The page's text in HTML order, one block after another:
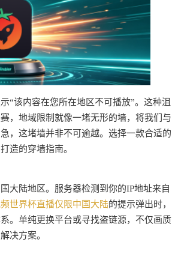
“该内容在您所在地区不可播放”。这种沮
，地域限制就像一堵无形的墙，将我们与
，这堵墙并非不可逾越。选择一款合适的
造的穿墙指南。
大陆地区。服务器检测到你的IP地址来自
世界杯直播仅限中国大陆的提示弹出时，
。单纯更换平台或寻找盗链源，不仅画质
决方案。